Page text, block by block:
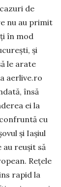
de
nu au primit
în mod
și
le arate
aerlive.ro
însă
ei la
cu
și Iașiul
reușit să
Rețele
rapid la